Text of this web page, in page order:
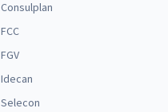
Consulplan
FCC
FGV
Idecan
Selecon